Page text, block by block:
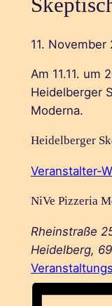
11. November
Am 11.11. um
Heidelberger
Moderna.
Heidelberger
Veranstalter-
NiVe Pizzeria
Rheinstraße
Heidelberg,